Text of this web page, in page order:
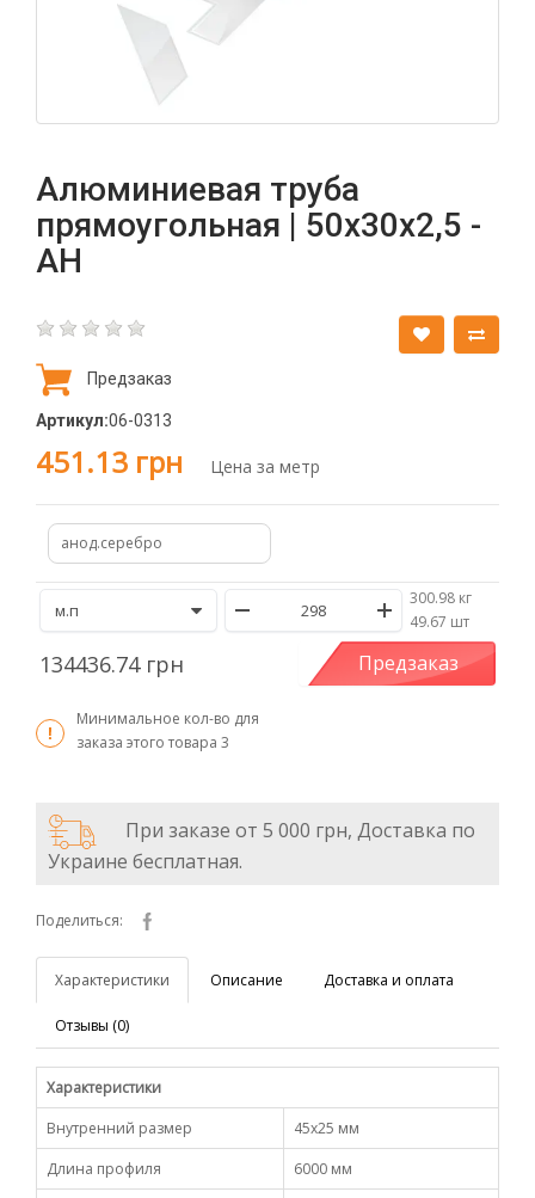
Алюминиевая труба
прямоугольная | 50х30х2,5 -
АН
Предзаказ
Артикул:06-0313
451.13 грн Цена за метр
анод.серебро
300.98 кг
/49.67 шт
134436.74 грн Предзаказ
Минимальное кол-во для
заказа этого товара 3
При заказе от 5 000 грн, Доставка по
Украине бесплатная.
Поделиться:
Характеристики Описание Доставка и оплата
Отзывы (0)
Характеристики
Внутренний размер
45х25 мм
Длина профиля
6000 мм